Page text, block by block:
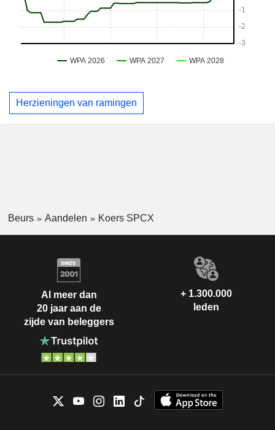
Herzieningen van ramingen
Beurs Aandelen Koers SPCX
Al meer dan
20 jaar aan de
zijde van beleggers
+ 1.300.000
leden